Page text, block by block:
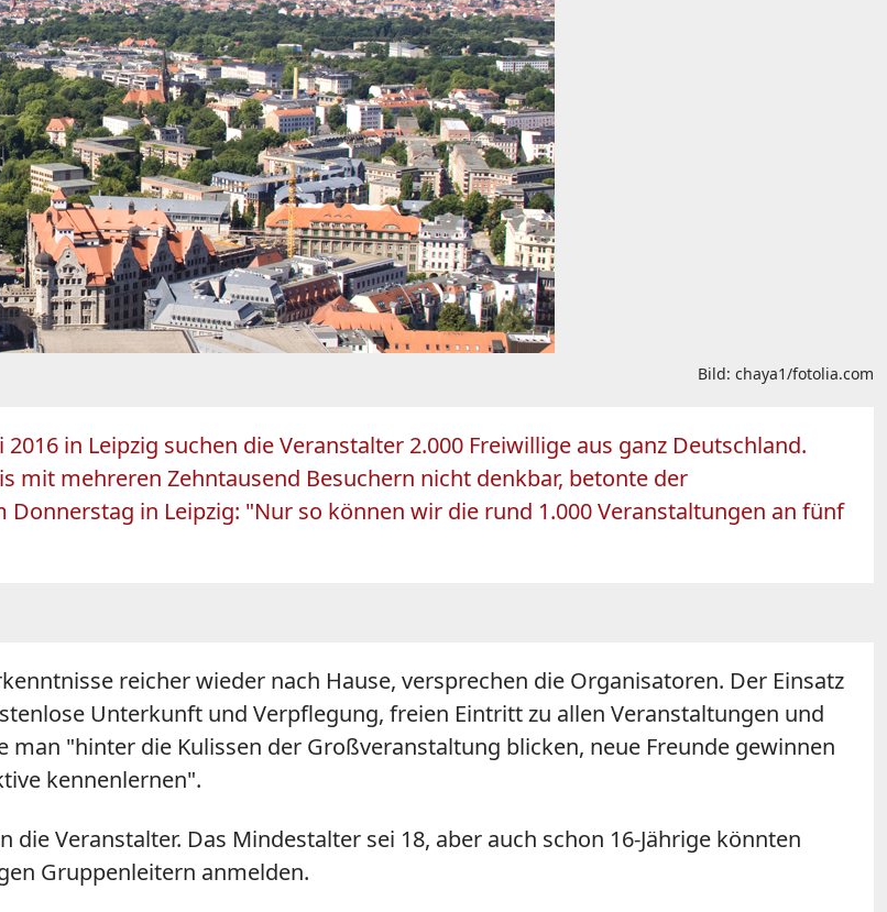
Bild: chaya1/fotolia.com
in Leipzig suchen die Veranstalter 2.000 Freiwillige aus ganz Deutschland.
mit mehreren Zehntausend Besuchern nicht denkbar, betonte der
in Leipzig: "Nur so können wir die rund 1.000 Veranstaltungen an fünf
reicher wieder nach Hause, versprechen die Organisatoren. Der Einsatz
Unterkunft und Verpflegung, freien Eintritt zu allen Veranstaltungen und
"hinter die Kulissen der Großveranstaltung blicken, neue Freunde gewinnen
kennenlernen".
Veranstalter. Das Mindestalter sei 18, aber auch schon 16-Jährige könnten
Gruppenleitern anmelden.